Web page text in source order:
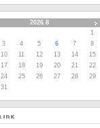
2026.8
1
3 4 5 6 7
8
10 11 12 13 14
15
17 18 19 20 21
22
24 25 26 27 28
29
31